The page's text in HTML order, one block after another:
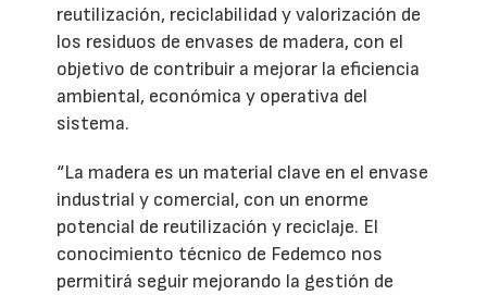
reutilización, reciclabilidad y valorización de
los residuos de envases de madera, con el
objetivo de contribuir a mejorar la eficiencia
ambiental, económica y operativa del
sistema.
“La madera es un material clave en el envase
industrial y comercial, con un enorme
potencial de reutilización y reciclaje. El
conocimiento técnico de Fedemco nos
permitirá seguir mejorando la gestión de